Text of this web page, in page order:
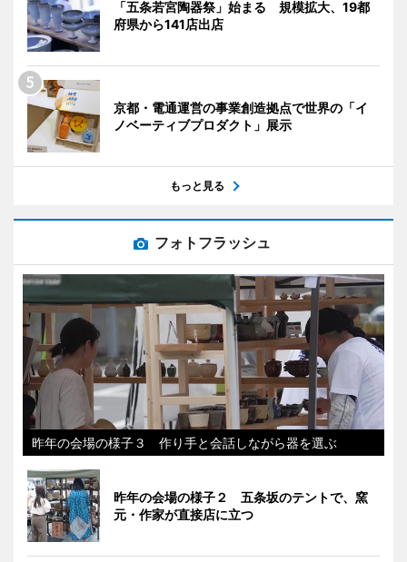
「五条若宮陶器祭」始まる 規模拡大、19都
府県から141店出店
京都・電通運営の事業創造拠点で世界の「イ
ノベーティブプロダクト」展示
もっと見る
フォトフラッシュ
昨年の会場の様子３ 作り手と会話しながら器を選ぶ
昨年の会場の様子２ 五条坂のテントで、窯
元・作家が直接店に立つ